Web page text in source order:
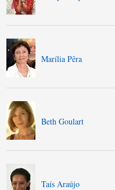
Marília Pêra
Beth Goulart
Taís Araújo